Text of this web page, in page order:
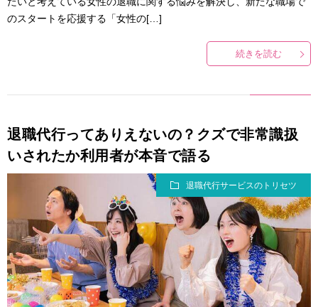
のスタートを応援する「女性の[…]
続きを読む
退職代行ってありえないの？クズで非常識扱
いされたか利用者が本音で語る
退職代行サービスのトリセツ